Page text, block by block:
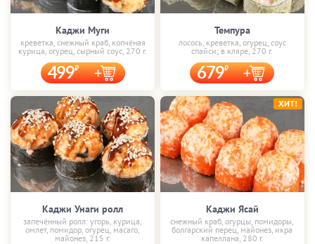
Каджи Муги
креветка, снежный краб, копчёная
курица, огурец, сырный соус, 270 г.
499
Темпура
лосось, креветка, огурец, соус
спайси; в кляре, 270 г.
679
Каджи Унаги ролл
запечённый ролл: угорь, курица,
омлет, помидор, огурец, масаго,
майонез, 215 г.
Каджи Ясай
снежный краб, огурцы, помидоры,
болгарский перец, майонез, икра
капеллана, 280 г.
ХИТ!